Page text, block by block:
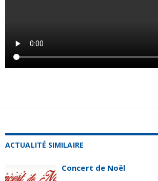
ACTUALITÉ SIMILAIRE
Concert de Noël